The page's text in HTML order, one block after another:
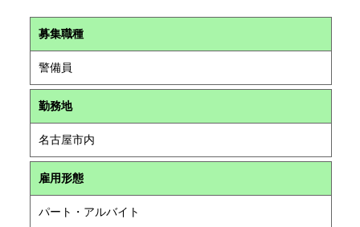
募集職種
警備員
勤務地
名古屋市内
雇用形態
パート・アルバイト